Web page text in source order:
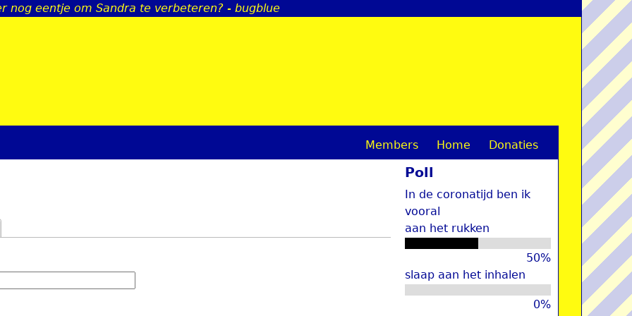
Jump to navigation
nog eentje om Sandra te verbeteren? - bugblue
M
Members Home Donaties
Poll
In de coronatijd ben ik
vooral
aan het rukken
50%
slaap aan het inhalen
0%